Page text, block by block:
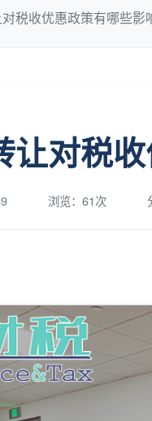
税收优惠政策有哪些影
让对税
浏览：61次